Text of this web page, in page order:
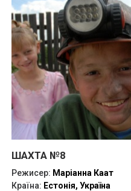
ШАХТА №8
Режисер: Маріанна Каат
Країна: Естонія, Україна